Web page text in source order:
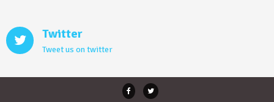
Twitter
Tweet us on twitter